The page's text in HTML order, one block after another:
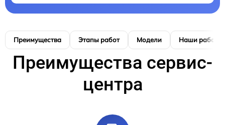
Преимущества Этапы работ Модели Наши работы
Преимущества сервис-
центра